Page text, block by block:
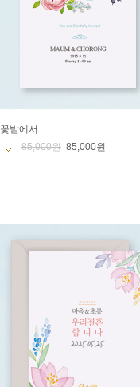
꽃밭에서
85,000원 85,000원